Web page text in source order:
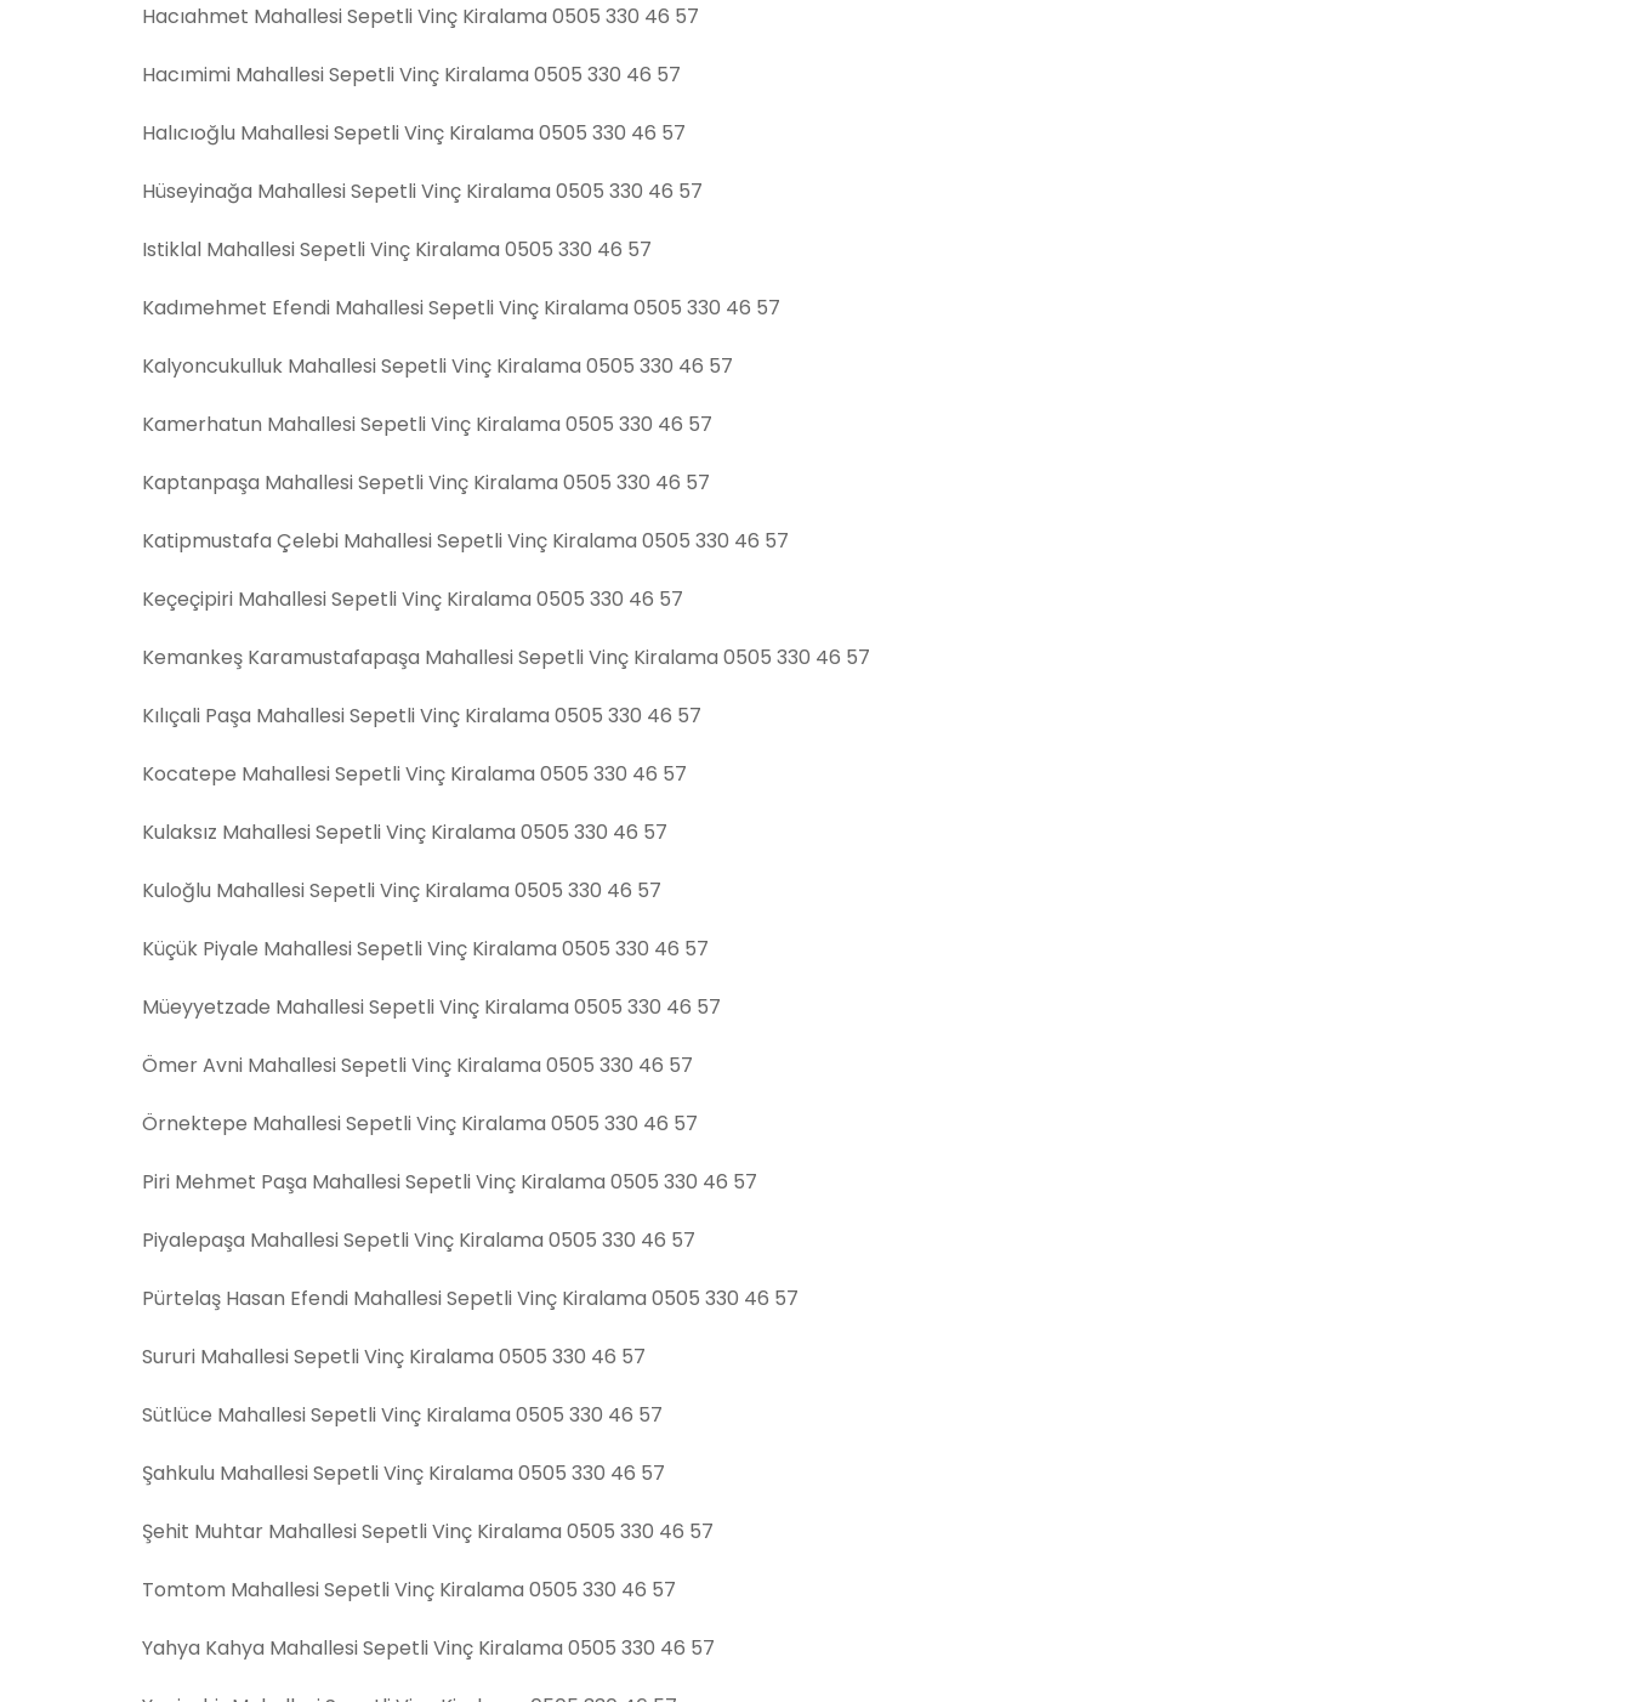
Hacıahmet Mahallesi Sepetli Vinç Kiralama 0505 330 46 57
Hacımimi Mahallesi Sepetli Vinç Kiralama 0505 330 46 57
Halıcıoğlu Mahallesi Sepetli Vinç Kiralama 0505 330 46 57
Hüseyinağa Mahallesi Sepetli Vinç Kiralama 0505 330 46 57
Istiklal Mahallesi Sepetli Vinç Kiralama 0505 330 46 57
Kadımehmet Efendi Mahallesi Sepetli Vinç Kiralama 0505 330 46 57
Kalyoncukulluk Mahallesi Sepetli Vinç Kiralama 0505 330 46 57
Kamerhatun Mahallesi Sepetli Vinç Kiralama 0505 330 46 57
Kaptanpaşa Mahallesi Sepetli Vinç Kiralama 0505 330 46 57
Katipmustafa Çelebi Mahallesi Sepetli Vinç Kiralama 0505 330 46 57
Keçeçipiri Mahallesi Sepetli Vinç Kiralama 0505 330 46 57
Kemankeş Karamustafapaşa Mahallesi Sepetli Vinç Kiralama 0505 330 46 57
Kılıçali Paşa Mahallesi Sepetli Vinç Kiralama 0505 330 46 57
Kocatepe Mahallesi Sepetli Vinç Kiralama 0505 330 46 57
Kulaksız Mahallesi Sepetli Vinç Kiralama 0505 330 46 57
Kuloğlu Mahallesi Sepetli Vinç Kiralama 0505 330 46 57
Küçük Piyale Mahallesi Sepetli Vinç Kiralama 0505 330 46 57
Müeyyetzade Mahallesi Sepetli Vinç Kiralama 0505 330 46 57
Ömer Avni Mahallesi Sepetli Vinç Kiralama 0505 330 46 57
Örnektepe Mahallesi Sepetli Vinç Kiralama 0505 330 46 57
Piri Mehmet Paşa Mahallesi Sepetli Vinç Kiralama 0505 330 46 57
Piyalepaşa Mahallesi Sepetli Vinç Kiralama 0505 330 46 57
Pürtelaş Hasan Efendi Mahallesi Sepetli Vinç Kiralama 0505 330 46 57
Sururi Mahallesi Sepetli Vinç Kiralama 0505 330 46 57
Sütlüce Mahallesi Sepetli Vinç Kiralama 0505 330 46 57
Şahkulu Mahallesi Sepetli Vinç Kiralama 0505 330 46 57
Şehit Muhtar Mahallesi Sepetli Vinç Kiralama 0505 330 46 57
Tomtom Mahallesi Sepetli Vinç Kiralama 0505 330 46 57
Yahya Kahya Mahallesi Sepetli Vinç Kiralama 0505 330 46 57